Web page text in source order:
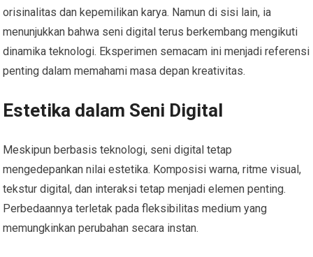
orisinalitas dan kepemilikan karya. Namun di sisi lain, ia
menunjukkan bahwa seni digital terus berkembang mengikuti
dinamika teknologi. Eksperimen semacam ini menjadi referensi
penting dalam memahami masa depan kreativitas.
Estetika dalam Seni Digital
Meskipun berbasis teknologi, seni digital tetap
mengedepankan nilai estetika. Komposisi warna, ritme visual,
tekstur digital, dan interaksi tetap menjadi elemen penting.
Perbedaannya terletak pada fleksibilitas medium yang
memungkinkan perubahan secara instan.